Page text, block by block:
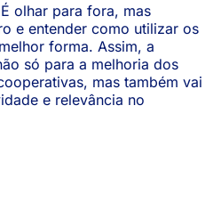
olhar para fora, mas
e entender como utilizar os
forma. Assim, a
só para a melhoria dos
mas também vai
e relevância no